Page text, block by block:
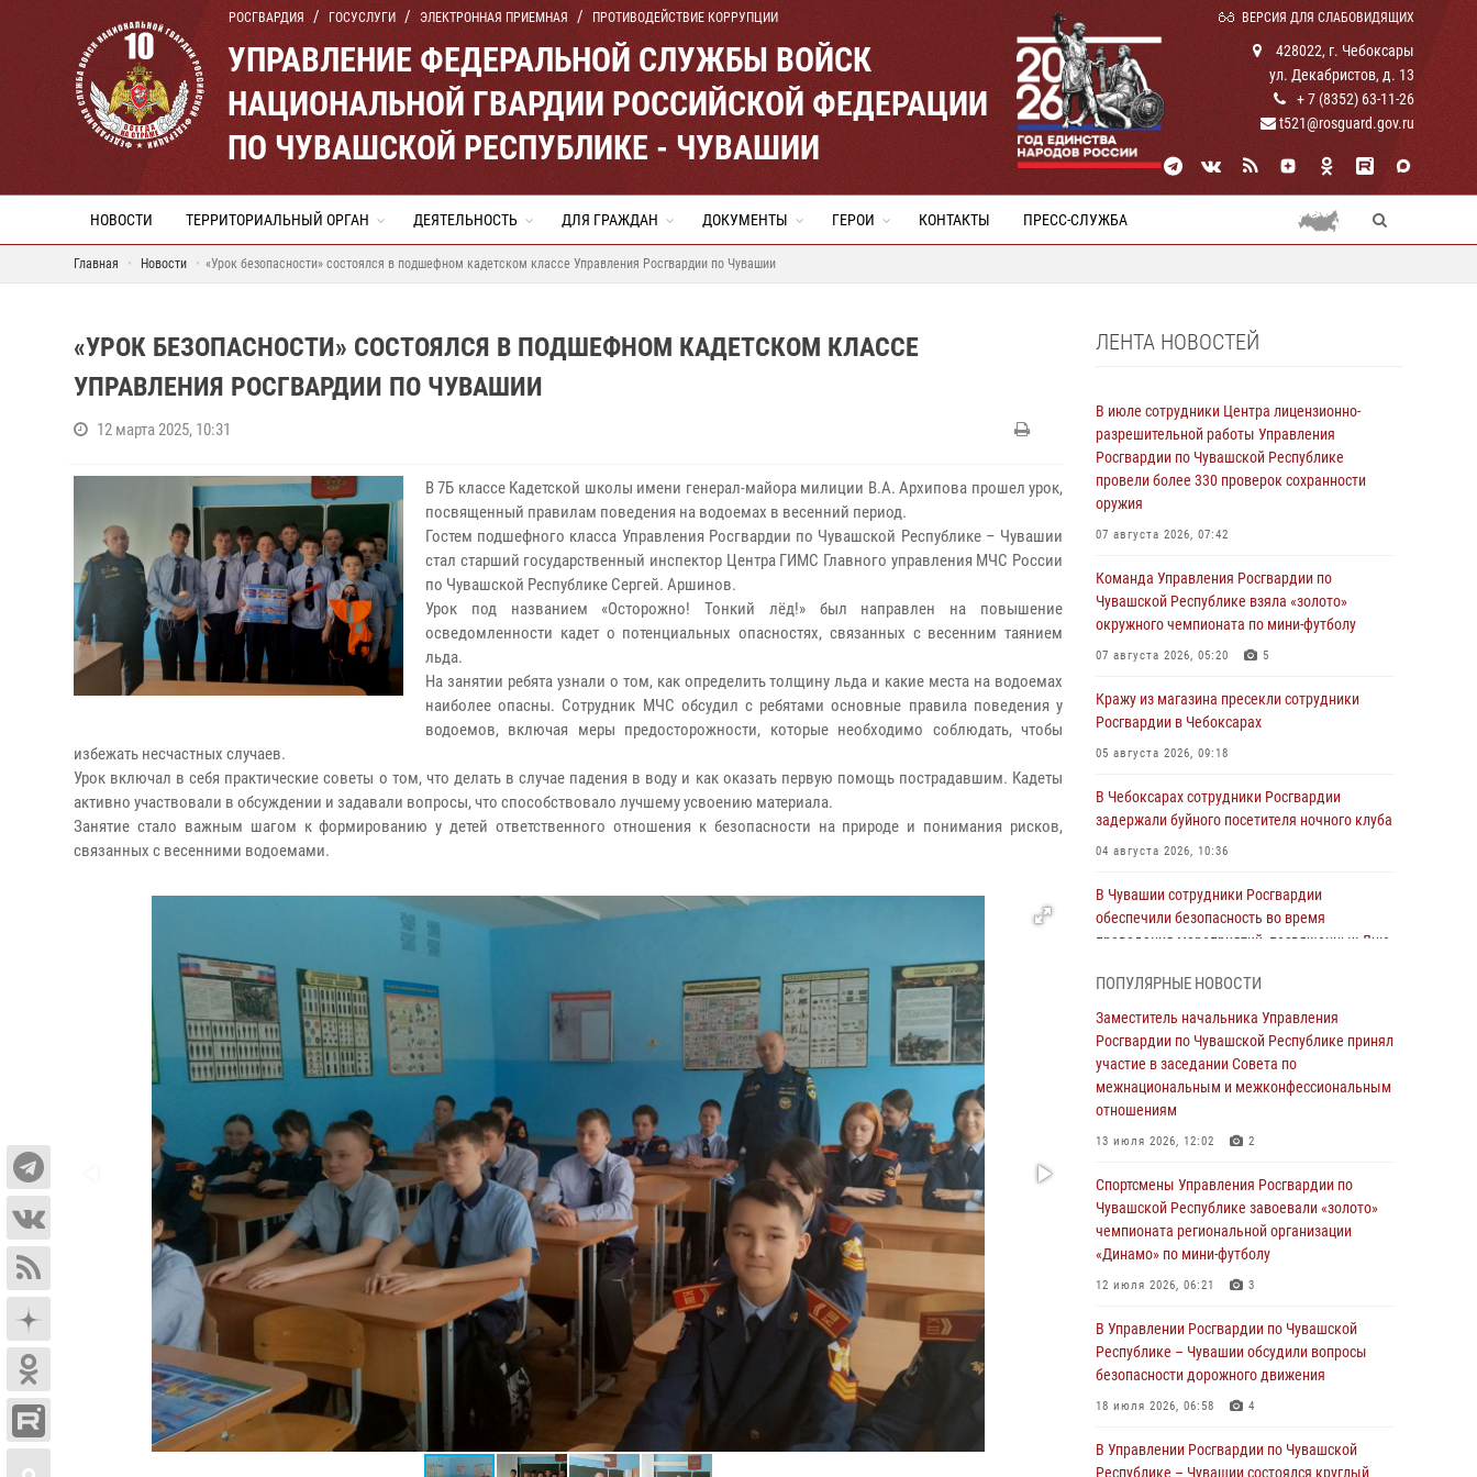
РОСГВАРДИЯ ГОСУСЛУГИ ЭЛЕКТРОННАЯ ПРИЕМНАЯ ПРОТИВОДЕЙСТВИЕ КОРРУПЦИИ ВЕРСИЯ ДЛЯ СЛАБОВИДЯЩИХ
УПРАВЛЕНИЕ ФЕДЕРАЛЬНОЙ СЛУЖБЫ ВОЙСК
НАЦИОНАЛЬНОЙ ГВАРДИИ РОССИЙСКОЙ ФЕДЕРАЦИИ
ПО ЧУВАШСКОЙ РЕСПУБЛИКЕ - ЧУВАШИИ
428022, г. Чебоксары
ул. Декабристов, д. 13
+ 7 (8352) 63-11-26
t521@rosguard.gov.ru
НОВОСТИ ТЕРРИТОРИАЛЬНЫЙ ОРГАН ДЕЯТЕЛЬНОСТЬ ДЛЯ ГРАЖДАН ДОКУМЕНТЫ ГЕРОИ КОНТАКТЫ ПРЕСС-СЛУЖБА
Главная Новости «Урок безопасности» состоялся в подшефном кадетском классе Управления Росгвардии по Чувашии
«УРОК БЕЗОПАСНОСТИ» СОСТОЯЛСЯ В ПОДШЕФНОМ КАДЕТСКОМ КЛАССЕ
УПРАВЛЕНИЯ РОСГВАРДИИ ПО ЧУВАШИИ
12 марта 2025, 10:31
В 7Б классе Кадетской школы имени генерал-майора милиции В.А. Архипова прошел урок,
посвященный правилам поведения на водоемах в весенний период.
Гостем подшефного класса Управления Росгвардии по Чувашской Республике – Чувашии
стал старший государственный инспектор Центра ГИМС Главного управления МЧС России
по Чувашской Республике Сергей. Аршинов.
Урок под названием «Осторожно! Тонкий лёд!» был направлен на повышение
осведомленности кадет о потенциальных опасностях, связанных с весенним таянием
льда.
На занятии ребята узнали о том, как определить толщину льда и какие места на водоемах
наиболее опасны. Сотрудник МЧС обсудил с ребятами основные правила поведения у
водоемов, включая меры предосторожности, которые необходимо соблюдать, чтобы
избежать несчастных случаев.
Урок включал в себя практические советы о том, что делать в случае падения в воду и как оказать первую помощь пострадавшим. Кадеты
активно участвовали в обсуждении и задавали вопросы, что способствовало лучшему усвоению материала.
Занятие стало важным шагом к формированию у детей ответственного отношения к безопасности на природе и понимания рисков,
связанных с весенними водоемами.
ЛЕНТА НОВОСТЕЙ
В июле сотрудники Центра лицензионно-
разрешительной работы Управления
Росгвардии по Чувашской Республике
провели более 330 проверок сохранности
оружия
07 августа 2026, 07:42
Команда Управления Росгвардии по
Чувашской Республике взяла «золото»
окружного чемпионата по мини-футболу
07 августа 2026, 05:20 5
Кражу из магазина пресекли сотрудники
Росгвардии в Чебоксарах
05 августа 2026, 09:18
В Чебоксарах сотрудники Росгвардии
задержали буйного посетителя ночного клуба
04 августа 2026, 10:36
В Чувашии сотрудники Росгвардии
обеспечили безопасность во время
проведения мероприятий, посвященных Дню
В июле сотрудники вневедомственной
охраны Росгвардии задержали более 200
граждан, подозреваемых в совершении
правонарушений
03 августа 2026, 08:20
В Росгвардии вспоминают российских
воинов, погибших в Первой мировой войне
1914-1918 годов
01 августа 2026, 07:19
подозреваемого в причинении тяжкого вреда
здоровью
01 августа 2026, 06:12
национальной гвардии Российской
Федерации
ПОПУЛЯРНЫЕ НОВОСТИ
Заместитель начальника Управления
Росгвардии по Чувашской Республике принял
участие в заседании Совета по
межнациональным и межконфессиональным
отношениям
13 июля 2026, 12:02 2
Спортсмены Управления Росгвардии по
Чувашской Республике завоевали «золото»
чемпионата региональной организации
«Динамо» по мини-футболу
12 июля 2026, 06:21 3
В Управлении Росгвардии по Чувашской
Республике – Чувашии обсудили вопросы
безопасности дорожного движения
18 июля 2026, 06:58 4
В Управлении Росгвардии по Чувашской
Республике – Чувашии состоялся круглый